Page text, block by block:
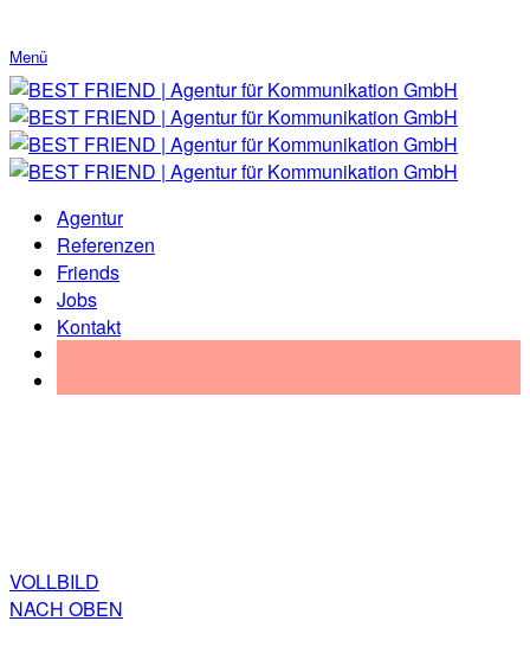
Menü
Agentur
Referenzen
Friends
Jobs
Kontakt
VOLLBILD
NACH OBEN